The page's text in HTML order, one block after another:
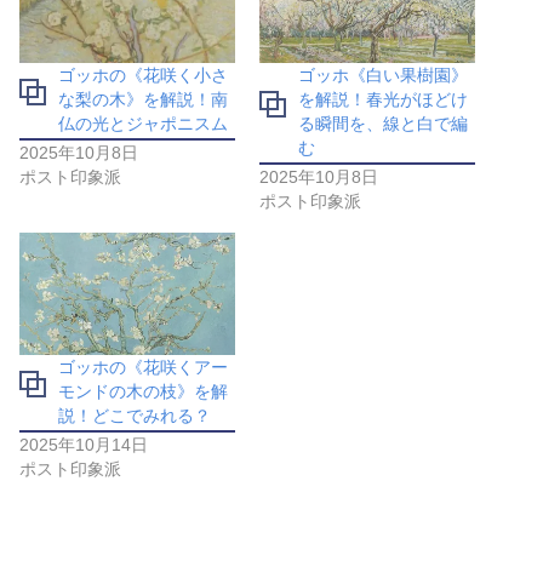
ゴッホの《花咲く小さ
な梨の木》を解説！南
仏の光とジャポニスム
2025年10月8日
ポスト印象派
ゴッホ《白い果樹園》
を解説！春光がほどけ
る瞬間を、線と白で編
む
2025年10月8日
ポスト印象派
ゴッホの《花咲くアー
モンドの木の枝》を解
説！どこでみれる？
2025年10月14日
ポスト印象派